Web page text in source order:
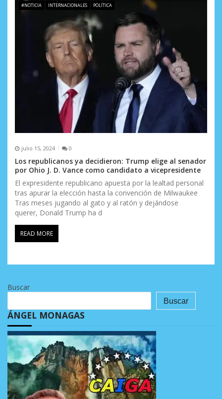
#NOTICIA INTERNACIONALES POLÍTICA
julio 15, 2024 0
Los republicanos ya decidieron: Trump elige al senador
por Ohio J. D. Vance como candidato a vicepresidente
El expresidente republicano apuesta por la lealtad personal
tras apurar la elección hasta la convención de Milwaukee
Tras meses jugando al gato y al ratón y dejándose
querer, Donald Trump ha d
READ MORE
Buscar
Buscar
ÁNGEL MONAGAS